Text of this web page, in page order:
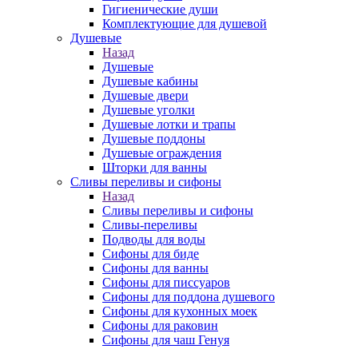
Гигиенические души
Комплектующие для душевой
Душевые
Назад
Душевые
Душевые кабины
Душевые двери
Душевые уголки
Душевые лотки и трапы
Душевые поддоны
Душевые ограждения
Шторки для ванны
Сливы переливы и сифоны
Назад
Сливы переливы и сифоны
Сливы-переливы
Подводы для воды
Сифоны для биде
Сифоны для ванны
Сифоны для писсуаров
Сифоны для поддона душевого
Сифоны для кухонных моек
Сифоны для раковин
Сифоны для чаш Генуя